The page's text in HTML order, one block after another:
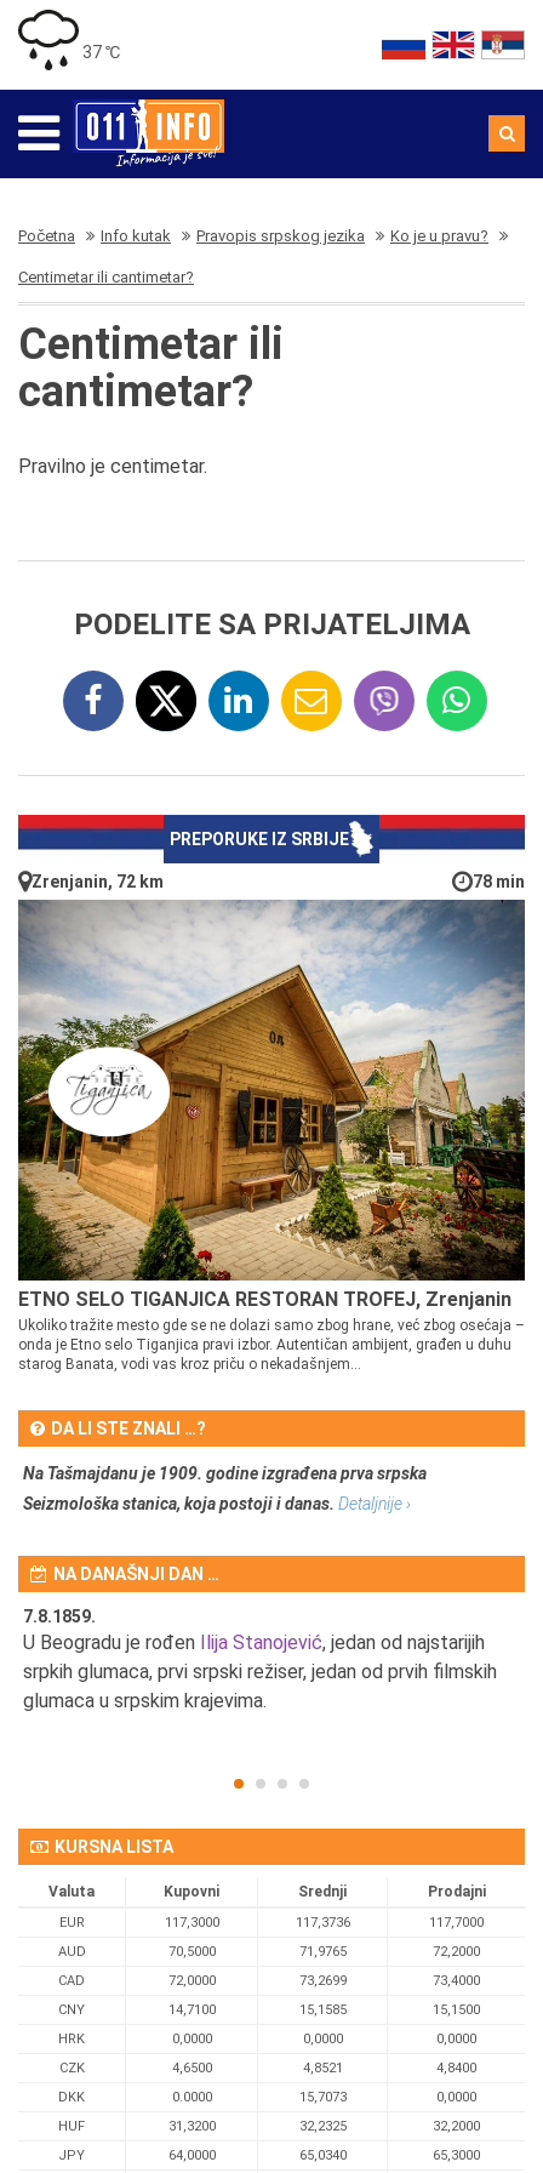
37 ℃
Početna Info kutak Pravopis srpskog jezika Ko je u pravu?
Centimetar ili cantimetar?
Centimetar ili
cantimetar?
Pravilno je centimetar.
PODELITE SA PRIJATELJIMA
PREPORUKE IZ SRBIJE
Zrenjanin, 72 km 78 min
ETNO SELO TIGANJICA RESTORAN TROFEJ, Zrenjanin
Ukoliko tražite mesto gde se ne dolazi samo zbog hrane, već zbog osećaja –
onda je Etno selo Tiganjica pravi izbor. Autentičan ambijent, građen u duhu
starog Banata, vodi vas kroz priču o nekadašnjem...
DA LI STE ZNALI …?
Na Tašmajdanu je 1909. godine izgrađena prva srpska
Seizmološka stanica, koja postoji i danas. Detaljnije ›
NA DANAŠNJI DAN …
7.8.1859.
U Beogradu je rođen Ilija Stanojević, jedan od najstarijih
srpkih glumaca, prvi srpski režiser, jedan od prvih filmskih
glumaca u srpskim krajevima.
KURSNA LISTA
Valuta Kupovni Srednji Prodajni
EUR 117,3000 117,3736
117,7000
AUD
70,5000 71,9765
72,2000
CAD
72,0000 73,2699
73,4000
CNY
14,7100 15,1585
15,1500
HRK
0,0000 0,0000
0,0000
CZK
4,6500 4,8521
4,8400
DKK
0.0000 15,7073
0,0000
HUF
31,3200 32,2325
32,2000
JPY
64,0000 65,0340 65,3000